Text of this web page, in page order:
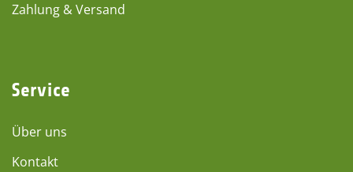
Zahlung & Versand
Service
Über uns
Kontakt